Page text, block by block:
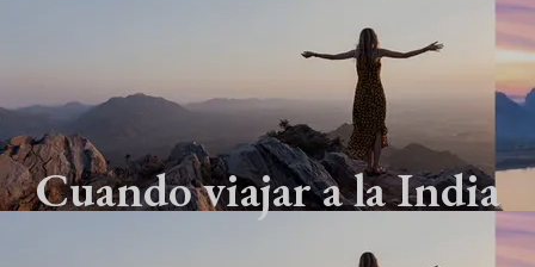
Cuando viajar a la India